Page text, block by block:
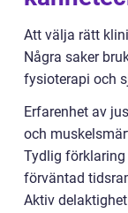
Att välja rätt
Några saker
fysioterapi och
Erfarenhet av
och
Tydlig
förväntad
Aktiv